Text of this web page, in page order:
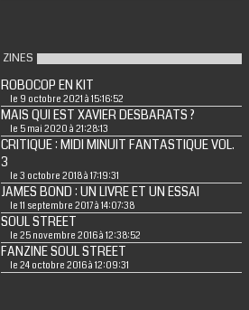
ZINES
ROBOCOP EN KIT
le 9 octobre 2021 à 15:16:52
MAIS QUI EST XAVIER DESBARATS ?
le 5 mai 2020 à 21:28:13
CRITIQUE : MIDI MINUIT FANTASTIQUE VOL.
3
le 3 octobre 2018 à 17:19:31
JAMES BOND : UN LIVRE ET UN ESSAI
le 11 septembre 2017 à 14:07:38
SOUL STREET
le 25 novembre 2016 à 12:38:52
FANZINE SOUL STREET
le 24 octobre 2016 à 12:09:31